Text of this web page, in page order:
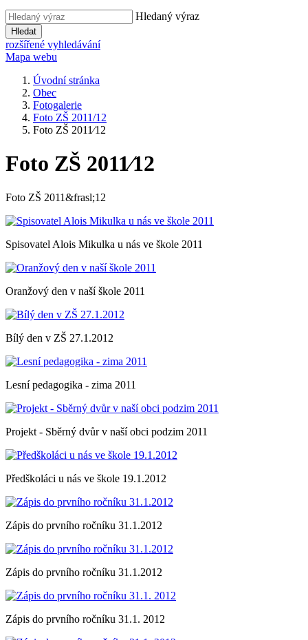
Hledaný výraz
Hledat
rozšířené vyhledávání
Mapa webu
Úvodní stránka
Obec
Fotogalerie
Foto ZŠ 2011/12
Foto ZŠ 2011⁄12
Foto ZŠ 2011⁄12
Foto ZŠ 2011&frasl;12
Spisovatel Alois Mikulka u nás ve škole 2011
Oranžový den v naší škole 2011
Bílý den v ZŠ 27.1.2012
Lesní pedagogika - zima 2011
Projekt - Sběrný dvůr v naší obci podzim 2011
Předškoláci u nás ve škole 19.1.2012
Zápis do prvního ročníku 31.1.2012
Zápis do prvního ročníku 31.1.2012
Zápis do prvního ročníku 31.1. 2012